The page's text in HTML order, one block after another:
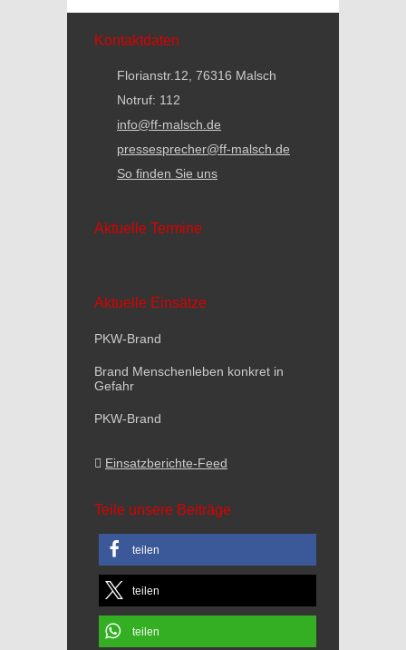
Kontaktdaten
Florianstr.12, 76316 Malsch
Notruf: 112
info@ff-malsch.de
pressesprecher@ff-malsch.de
So finden Sie uns
Aktuelle Termine
Aktuelle Einsätze
PKW-Brand
Brand Menschenleben konkret in
Gefahr
PKW-Brand
Einsatzberichte-Feed
Teile unsere Beiträge
teilen
teilen
teilen